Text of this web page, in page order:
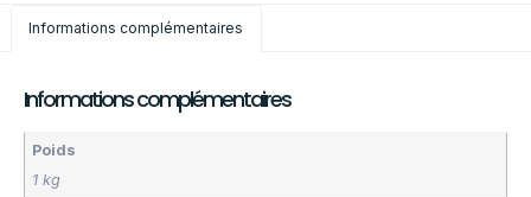
Informations complémentaires
Informations complémentaires
Poids
1 kg